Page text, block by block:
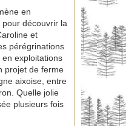
en
pour découvrir la
et
pérégrinations
exploitations
projet de ferme
aixoise, entre
Quelle jolie
plusieurs fois